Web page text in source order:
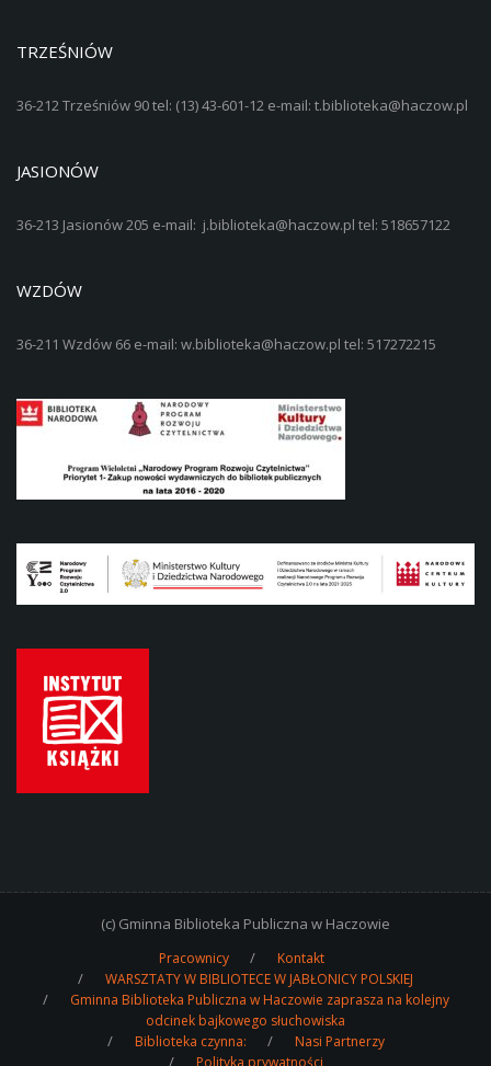
TRZEŚNIÓW
36-212 Trześniów 90 tel: (13) 43-601-12 e-mail: t.biblioteka@haczow.pl
JASIONÓW
36-213 Jasionów 205 e-mail: j.biblioteka@haczow.pl tel: 518657122
WZDÓW
36-211 Wzdów 66 e-mail: w.biblioteka@haczow.pl tel: 517272215
(c) Gminna Biblioteka Publiczna w Haczowie
Pracownicy
Kontakt
WARSZTATY W BIBLIOTECE W JABŁONICY POLSKIEJ
Gminna Biblioteka Publiczna w Haczowie zaprasza na kolejny
odcinek bajkowego słuchowiska
Biblioteka czynna:
Nasi Partnerzy
Polityka prywatności